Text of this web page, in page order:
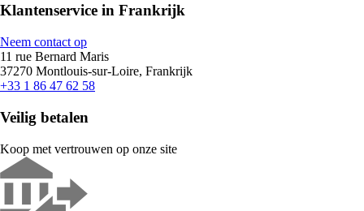
Klantenservice in Frankrijk
Neem contact op
11 rue Bernard Maris
37270 Montlouis-sur-Loire, Frankrijk
+33 1 86 47 62 58
Veilig betalen
Koop met vertrouwen op onze site